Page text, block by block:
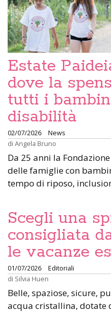
Estate
dove la
tutti i
disabilità
02/07/2026
News
di Angela Bruno
Da 25 anni la
delle famiglie con
tempo di riposo,
Scegli una
consigliata
le vacanze
01/07/2026
Editoriali
di Silvia Huen
Belle, spaziose, sicure,
acqua cristallina, dotate